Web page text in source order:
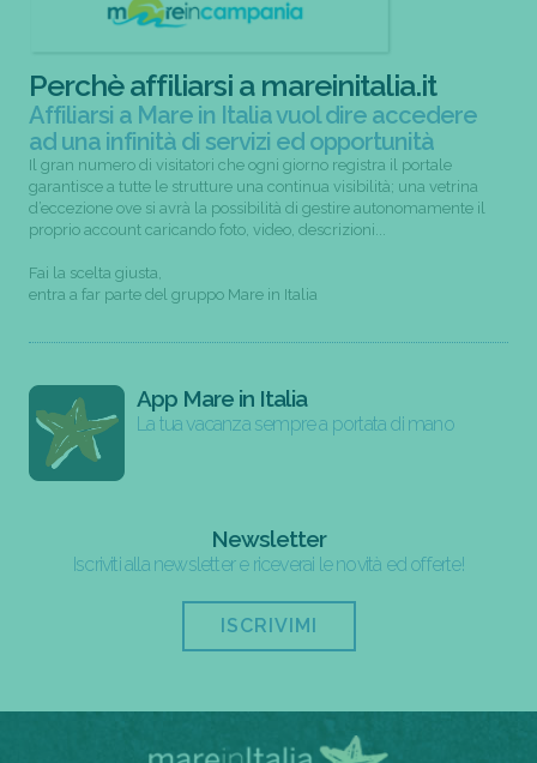
Perchè affiliarsi a mareinitalia.it
Affiliarsi a Mare in Italia vuol dire accedere
ad una infinità di servizi ed opportunità
Il gran numero di visitatori che ogni giorno registra il portale
garantisce a tutte le strutture una continua visibilità; una vetrina
d’eccezione ove si avrà la possibilità di gestire autonomamente il
proprio account caricando foto, video, descrizioni...
Fai la scelta giusta,
entra a far parte del gruppo Mare in Italia
App Mare in Italia
La tua vacanza sempre a portata di mano
Newsletter
Iscriviti alla newsletter e riceverai le novità ed offerte!
ISCRIVIMI